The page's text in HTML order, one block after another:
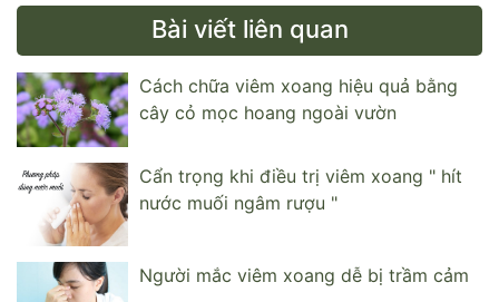
Bài viết liên quan
Cách chữa viêm xoang hiệu quả bằng
cây cỏ mọc hoang ngoài vườn
Cẩn trọng khi điều trị viêm xoang " hít
nước muối ngâm rượu "
Người mắc viêm xoang dễ bị trầm cảm